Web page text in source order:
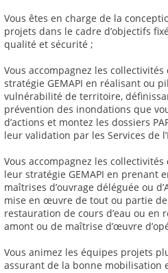
Vous êtes en charge de la
projets dans le cadre d’objectifs
qualité et sécurité ;
Vous accompagnez les
stratégie GEMAPI en réalisant ou
vulnérabilité de territoire,
prévention des inondations que
d’actions et montez les dossiers
leur validation par les Services de
Vous accompagnez les
leur stratégie GEMAPI en prenant
maîtrises d’ouvrage déléguée ou
mise en œuvre de tout ou partie de
restauration de cours d’eau ou
amont ou de maîtrise d’œuvre
Vous animez les équipes projets
assurant de la bonne mobilisation